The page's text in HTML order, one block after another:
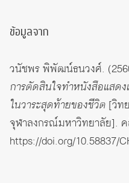
ข้อมูลจาก
วนัชพร พิพัฒน์ธนวงศ์.
การตัดสินใจทำหนังสือแสดง
ในวาระสุดท้ายของชีวิต [วิท
จุฬาลงกรณ์มหาวิทยาลัย].
https://doi.org/10.58837/